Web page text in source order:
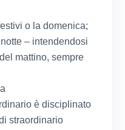
o la domenica;
– intendendosi
mattino, sempre
è disciplinato
straordinario